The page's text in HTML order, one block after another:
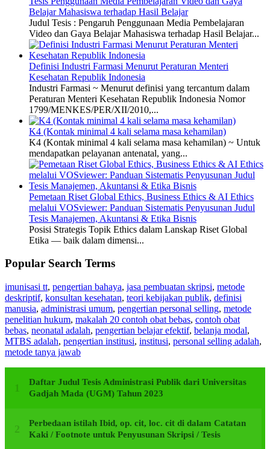
Belajar Mahasiswa terhadap Hasil Belajar
Judul Tesis : Pengaruh Penggunaan Media Pembelajaran
Video dan Gaya Belajar Mahasiswa terhadap Hasil Belajar...
Definisi Industri Farmasi Menurut Peraturan Menteri
Kesehatan Republik Indonesia
Industri Farmasi ~ Menurut definisi yang tercantum dalam
Peraturan Menteri Kesehatan Republik Indonesia Nomor
1799/MENKES/PER/XII/2010,...
K4 (Kontak minimal 4 kali selama masa kehamilan)
K4 (Kontak minimal 4 kali selama masa kehamilan) ~ Untuk
mendapatkan pelayanan antenatal, yang...
Pemetaan Riset Global Ethics, Business Ethics & AI Ethics
melalui VOSviewer: Panduan Sistematis Penyusunan Judul
Tesis Manajemen, Akuntansi & Etika Bisnis
Posisi Strategis Topik Ethics dalam Lanskap Riset Global
Etika — baik dalam dimensi...
Popular Search Terms
imunisasi tt, pengertian bahaya, jasa pembuatan skripsi, metode
deskriptif, konsultan kesehatan, teori kebijakan publik, definisi
manusia, administrasi umum, pengertian personal selling, metode
penelitian hukum, makalah 20 contoh obat bebas, contoh obat
bebas, neonatal adalah, pengertian belajar efektif, belanja modal,
MTBS adalah, pengertian institusi, institusi, personal selling adalah,
metode tanya jawab
Daftar Judul Tesis Administrasi Publik dari Universitas
Gadjah Mada (UGM) Tahun 2023
Perbedaan istilah Ibid, op. cit, loc. cit di dalam Catatan
Kaki / Footnote untuk Penyusunan Skripsi / Tesis